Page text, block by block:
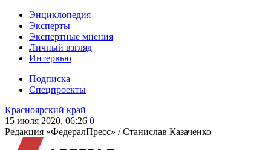
Энциклопедия
Эксперты
Экспертные мнения
Личный взгляд
Интервью
Подписка
Спецпроекты
Красноярский край
15 июля 2020, 06:26 0
Редакция «ФедералПресс» /Станислав Казаченко